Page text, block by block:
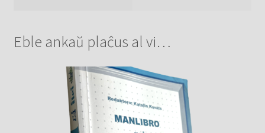
Eble ankaŭ plaĉus al vi…